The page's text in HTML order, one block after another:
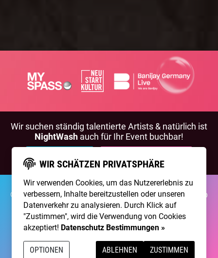
Wir suchen ständig talentierte Artists & natürlich ist
NightWash auch für Ihr Event buchbar!
©2026 Brainpool LiveÜber UnsKontaktMembership
ImpressumDatenschutz
Erstellt mit von300 Design
Betrieben mit Care CMSand grüner IT
WIR SCHÄTZEN PRIVATSPHÄRE
Wir verwenden Cookies, um das Nutzererlebnis zu
verbessern, Inhalte bereitzustellen oder unseren
Datenverkehr zu analysieren. Durch Klick auf
"Zustimmen", wird die Verwendung von Cookies
akzeptiert! Datenschutz Bestimmungen »
OPTIONEN ABLEHNEN ZUSTIMMEN